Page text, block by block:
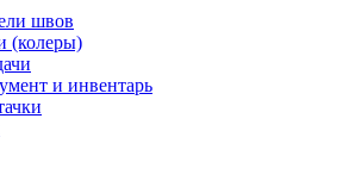
швов
(колеры)
и инвентарь